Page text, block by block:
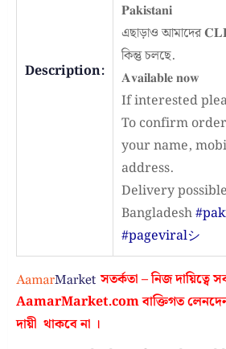
Description:
𝐏𝐚𝐤𝐢𝐬𝐭𝐚𝐧𝐢
এছাড়াও আমাদের
কিন্তু চলছে.
𝐀𝐯𝐚𝐢𝐥𝐚𝐛𝐥𝐞 𝐧𝐨𝐰
If interested
To confirm
your name,
address.
Delivery
Bangladesh
#pageviralシ゚
সতর্কতা – নিজ
AamarMarket.comবাক্তিগত
দায়ী থাকবে না ।